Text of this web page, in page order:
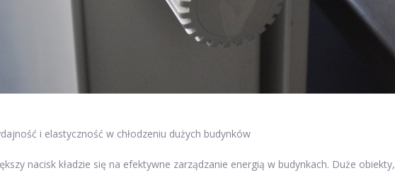
i elastyczność w chłodzeniu dużych budynków
nacisk kładzie się na efektywne zarządzanie energią w budynkach. Duże obiekty,